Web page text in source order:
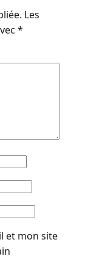
Les
*
et mon site